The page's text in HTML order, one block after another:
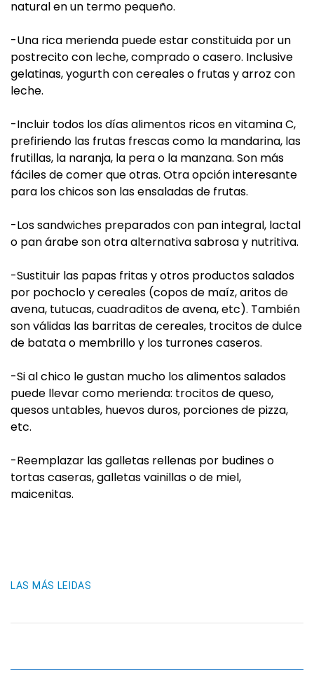
natural en un termo pequeño.
-Una rica merienda puede estar constituida por un
postrecito con leche, comprado o casero. Inclusive
gelatinas, yogurth con cereales o frutas y arroz con
leche.
-Incluir todos los días alimentos ricos en vitamina C,
prefiriendo las frutas frescas como la mandarina, las
frutillas, la naranja, la pera o la manzana. Son más
fáciles de comer que otras. Otra opción interesante
para los chicos son las ensaladas de frutas.
-Los sandwiches preparados con pan integral, lactal
o pan árabe son otra alternativa sabrosa y nutritiva.
-Sustituir las papas fritas y otros productos salados
por pochoclo y cereales (copos de maíz, aritos de
avena, tutucas, cuadraditos de avena, etc). También
son válidas las barritas de cereales, trocitos de dulce
de batata o membrillo y los turrones caseros.
-Si al chico le gustan mucho los alimentos salados
puede llevar como merienda: trocitos de queso,
quesos untables, huevos duros, porciones de pizza,
etc.
-Reemplazar las galletas rellenas por budines o
tortas caseras, galletas vainillas o de miel,
maicenitas.
LAS MÁS LEIDAS